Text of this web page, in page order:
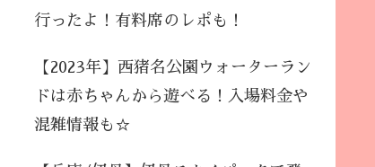
行ったよ！有料席のレポも！
【2023年】西猪名公園ウォーターラン
ドは赤ちゃんから遊べる！入場料金や
混雑情報も☆